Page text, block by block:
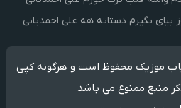
بیای بگیرم دستاته هه علی احمدیانی
موزیک محفوظ است و هرگونه کپی
منبع ممنوع می باشد